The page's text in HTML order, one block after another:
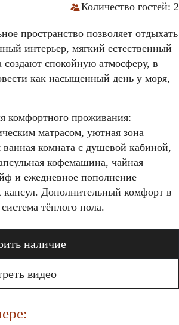
Количество гостей: 2
пространство позволяет отдыхать
интерьер, мягкий естественный
спокойную атмосферу, в
как насыщенный день у моря,
комфортного проживания:
матрасом, уютная зона
комната с душевой кабиной,
кофемашина, чайная
и ежедневное пополнение
Дополнительный комфорт в
тёплого пола.
наличие
видео